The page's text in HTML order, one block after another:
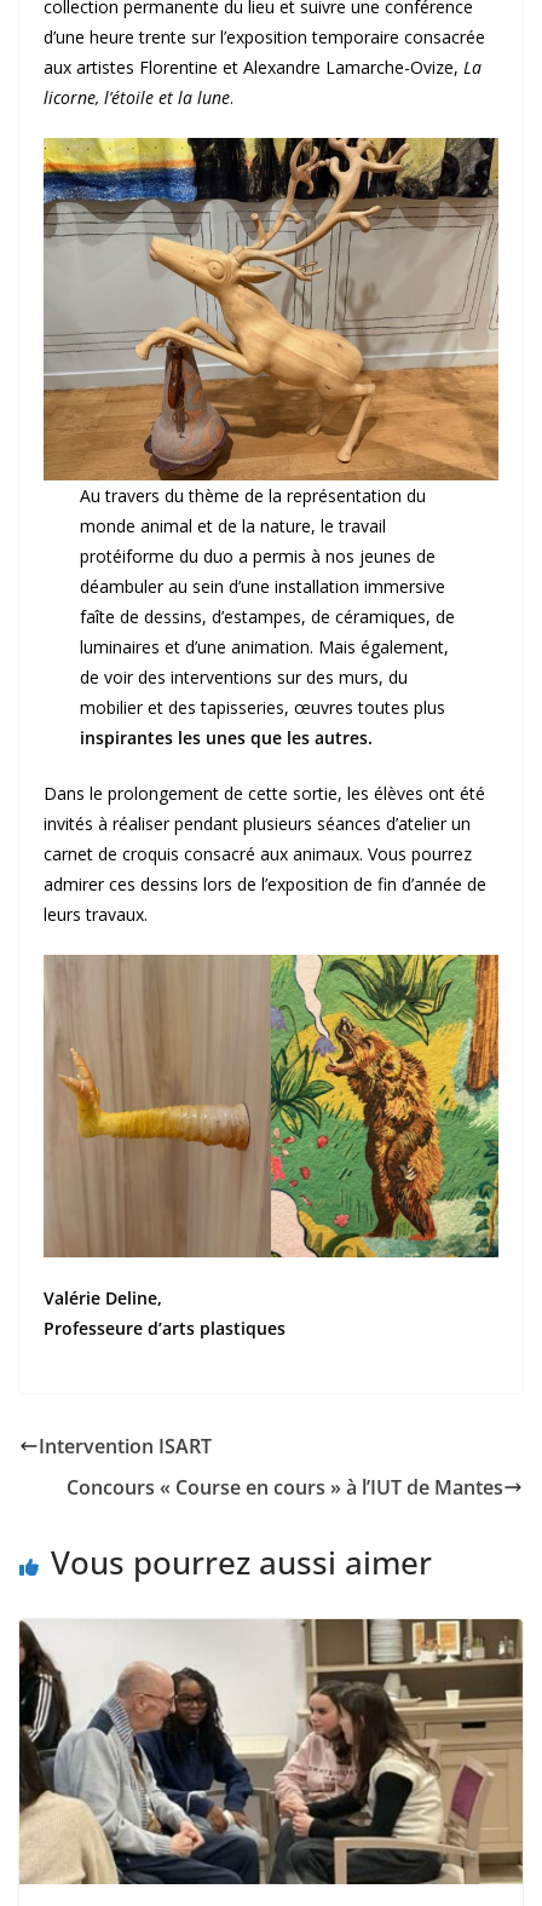
collection permanente du lieu et suivre une conférence
d’une heure trente sur l’exposition temporaire consacrée
aux artistes Florentine et Alexandre Lamarche-Ovize, La
licorne, l’étoile et la lune.
Au travers du thème de la représentation du
monde animal et de la nature, le travail
protéiforme du duo a permis à nos jeunes de
déambuler au sein d’une installation immersive
faîte de dessins, d’estampes, de céramiques, de
luminaires et d’une animation. Mais également,
de voir des interventions sur des murs, du
mobilier et des tapisseries, œuvres toutes plus
inspirantes les unes que les autres.
Dans le prolongement de cette sortie, les élèves ont été
invités à réaliser pendant plusieurs séances d’atelier un
carnet de croquis consacré aux animaux. Vous pourrez
admirer ces dessins lors de l’exposition de fin d’année de
leurs travaux.
Valérie Deline,
Professeure d’arts plastiques
Intervention ISART
Concours « Course en cours » à l’IUT de Mantes
Vous pourrez aussi aimer